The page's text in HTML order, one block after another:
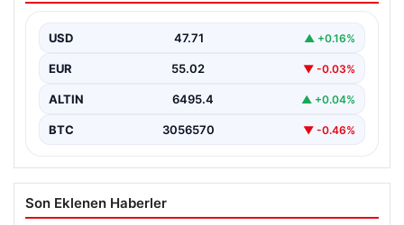
Trabzonspor, kadrosuna kattığı Mohamed Salah ile ilk
antrenmanını gerçekleştirmenin…
USD 47.71 ▲ +0.16%
EUR 55.02 ▼ -0.03%
ALTIN 6495.4 ▲ +0.04%
BTC 3056570 ▼ -0.46%
Son Eklenen Haberler